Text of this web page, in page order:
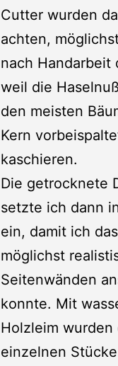
Cutter wurden
achten,
nach Handarbeit
weil die
den meisten
Kern
kaschieren.
Die getrocknete
setzte ich dann
ein, damit ich
möglichst
Seitenwänden
konnte. Mit
Holzleim wurden
einzelnen